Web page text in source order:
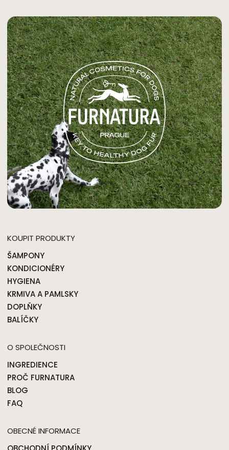
KOUPIT PRODUKTY
ŠAMPONY
KONDICIONÉRY
HYGIENA
KRMIVA A PAMLSKY
DOPLŇKY
BALÍČKY
O SPOLEČNOSTI
INGREDIENCE
PROČ FURNATURA
BLOG
FAQ
OBECNÉ INFORMACE